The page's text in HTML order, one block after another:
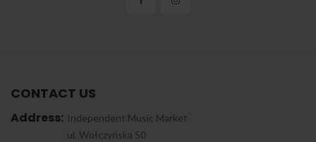
CONTACT US
Address: Independent Music Market
ul. Wołczyńska 50